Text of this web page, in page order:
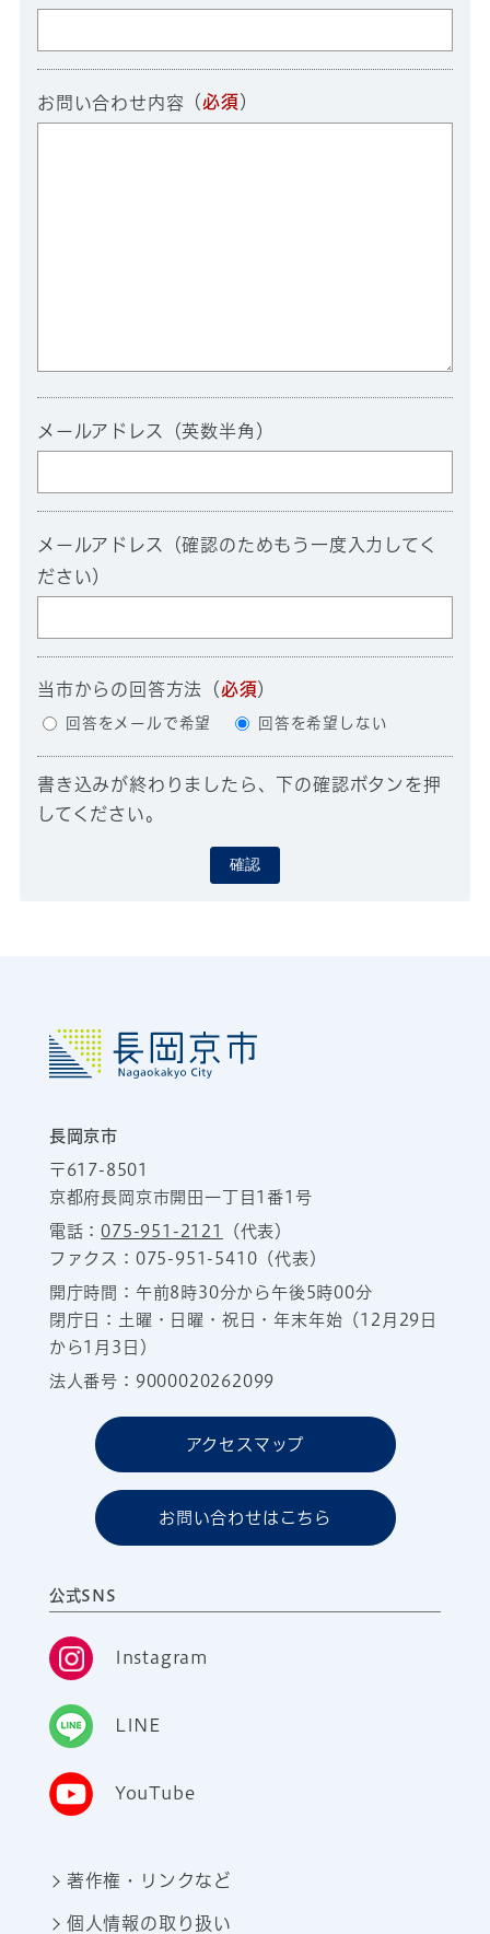
お問い合わせ内容 （必須 ）
メールアドレス（英数半角）
メールアドレス（確認のためもう一度入力してく
ださい）
当市からの回答方法 （必須）
回答をメールで希望 回答を希望しない
書き込みが終わりましたら、下の確認ボタンを押
してください。
確認
長岡京市
〒617-8501
京都府長岡京市開田一丁目1番1号
電話：075-951-2121
（代表）
ファクス：075-951-5410（代表）
開庁時間：午前8時30分から午後5時00分
閉庁日：土曜・日曜・祝日・年末年始（12月29日
から1月3日）
法人番号：9000020262099
アクセスマップ
お問い合わせはこちら
公式SNS
Instagram
LINE
YouTube
著作権・リンクなど
個人情報の取り扱い